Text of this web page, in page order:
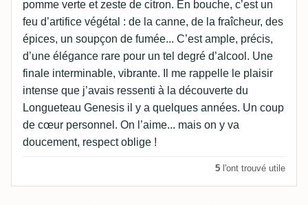
pomme verte et zeste de citron. En bouche, c’est un
feu d’artifice végétal : de la canne, de la fraîcheur, des
épices, un soupçon de fumée... C’est ample, précis,
d’une élégance rare pour un tel degré d’alcool. Une
finale interminable, vibrante. Il me rappelle le plaisir
intense que j’avais ressenti à la découverte du
Longueteau Genesis il y a quelques années. Un coup
de cœur personnel. On l’aime... mais on y va
doucement, respect oblige !
5 l'ont trouvé utile